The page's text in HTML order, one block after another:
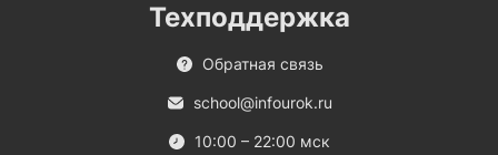
Техподдержка
Обратная связь
school@infourok.ru
10:00 – 22:00 мск